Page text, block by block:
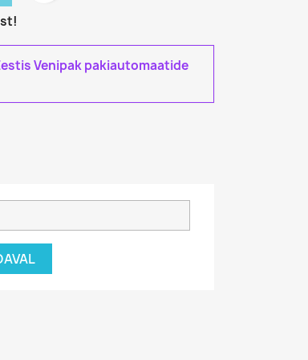
Venipak pakiautomaatide